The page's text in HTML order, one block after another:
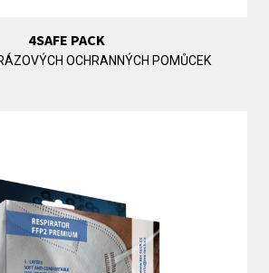
4SAFE PACK
OCHRANNÝCH POMŮCEK